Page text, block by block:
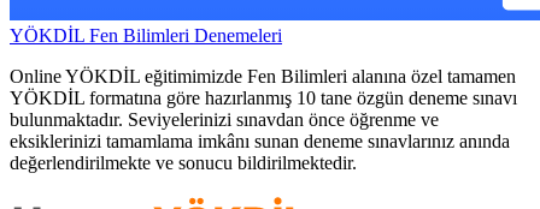
YÖKDİL Fen Bilimleri Denemeleri
Online YÖKDİL eğitimimizde Fen Bilimleri alanına özel tamamen
YÖKDİL formatına göre hazırlanmış 10 tane özgün deneme sınavı
bulunmaktadır. Seviyelerinizi sınavdan önce öğrenme ve
eksiklerinizi tamamlama imkânı sunan deneme sınavlarınız anında
değerlendirilmekte ve sonucu bildirilmektedir.